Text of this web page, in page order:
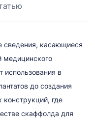
сведения, касающиеся
медицинского
использования в
до создания
где
скаффолда для